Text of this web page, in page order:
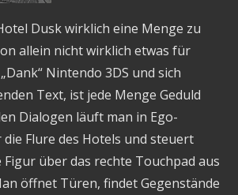
Dusk wirklich eine Menge zu
allein nicht wirklich etwas für
Nintendo 3DS und sich
Text, ist jede Menge Geduld
Dialogen läuft man in Ego-
Flure des Hotels und steuert
über das rechte Touchpad aus
öffnet Türen, findet Gegenstände